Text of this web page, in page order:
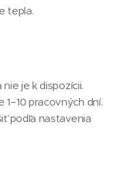
tepla.
je k dispozícii.
pracovných dní.
podľa nastavenia